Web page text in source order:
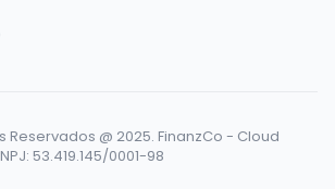
Reservados @ 2025. FinanzCo - Cloud
53.419.145/0001-98